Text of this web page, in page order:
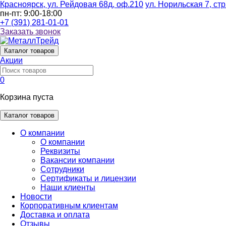
Красноярск, ул. Рейдовая 68д, оф.210 ул. Норильская 7,
пн-пт: 9:00-18:00
+7 (391) 281-01-01
Заказать звонок
Каталог товаров
Акции
0
Корзина пуста
Каталог товаров
О компании
О компании
Реквизиты
Вакансии компании
Сотрудники
Сертификаты и лицензии
Наши клиенты
Новости
Корпоративным клиентам
Доставка и оплата
Отзывы